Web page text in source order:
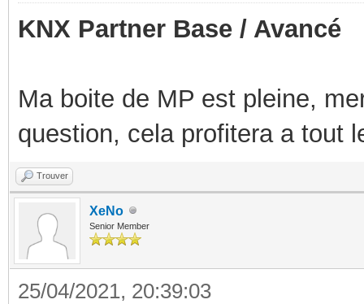
KNX Partner Base / Avancé
Ma boite de MP est pleine,
question, cela profitera a tout
Trouver
XeNo
Senior Member
25/04/2021, 20:39:03